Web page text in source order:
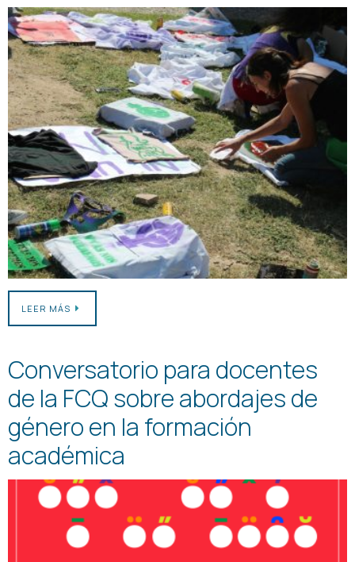
LEER MÁS
Conversatorio para docentes
de la FCQ sobre abordajes de
género en la formación
académica